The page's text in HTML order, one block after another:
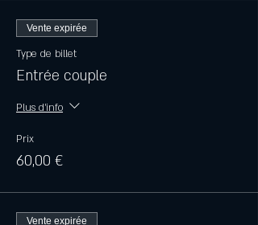
Vente expirée
Type de billet
Entrée couple
Plus d'info
Prix
60,00 €
Vente expirée